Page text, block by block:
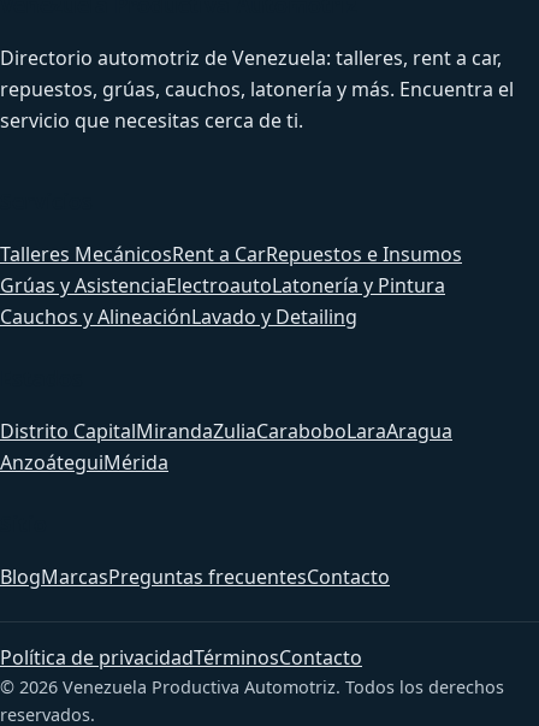
Directorio automotriz de Venezuela: talleres, rent a car,
repuestos, grúas, cauchos, latonería y más. Encuentra el
servicio que necesitas cerca de ti.
Talleres MecánicosRent a CarRepuestos e Insumos
Grúas y AsistenciaElectroautoLatonería y Pintura
Cauchos y AlineaciónLavado y Detailing
Distrito CapitalMirandaZuliaCaraboboLaraAragua
AnzoáteguiMérida
BlogMarcasPreguntas frecuentesContacto
Política de privacidadTérminosContacto
© 2026 Venezuela Productiva Automotriz. Todos los derechos
reservados.